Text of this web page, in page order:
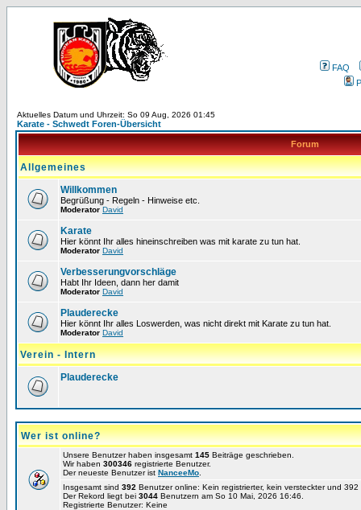
FAQ
Aktuelles Datum und Uhrzeit: So 09 Aug, 2026 01:45
Karate - Schwedt Foren-Übersicht
Forum
Allgemeines
Willkommen
Begrüßung - Regeln - Hinweise etc.
Moderator David
Karate
Hier könnt Ihr alles hineinschreiben was mit karate zu tun hat.
Moderator David
Verbesserungvorschläge
Habt Ihr Ideen, dann her damit
Moderator David
Plauderecke
Hier könnt Ihr alles Loswerden, was nicht direkt mit Karate zu tun hat.
Moderator David
Verein - Intern
Plauderecke
Wer ist online?
Unsere Benutzer haben insgesamt 145 Beiträge geschrieben.
Wir haben 300346 registrierte Benutzer.
Der neueste Benutzer ist NanceeMo
Insgesamt sind 392 Benutzer online: Kein registrierter, kein versteckter und
Der Rekord liegt bei 3044 Benutzern am So 10 Mai, 2026 16:46.
Registrierte Benutzer: Keine